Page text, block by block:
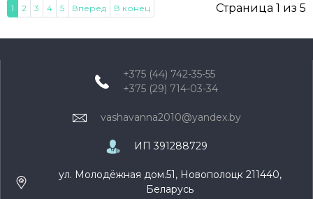
1 2 3 4 5 Вперёд В конец Страница 1 из 5
+375 (44) 742-35-55
+375 (29) 714-03-34
vashavanna2010@yandex.by
ИП 391288729
ул. Молодёжная дом.51, Новополоцк 211440,
Беларусь